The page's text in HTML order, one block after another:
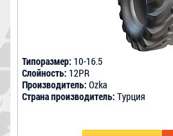
Типоразмер: 10-16.5
Слойность: 12PR
Производитель: Ozka
Страна производитель: Турция